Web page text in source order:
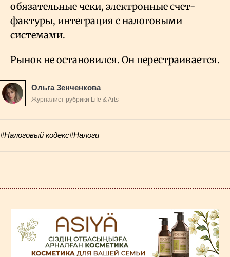
обязательные чеки, электронные счет-
фактуры, интеграция с налоговыми
системами.
Рынок не остановился. Он перестраивается.
Ольга Зенченкова
Журналист рубрики Life & Arts
#Налоговый кодекс#Налоги